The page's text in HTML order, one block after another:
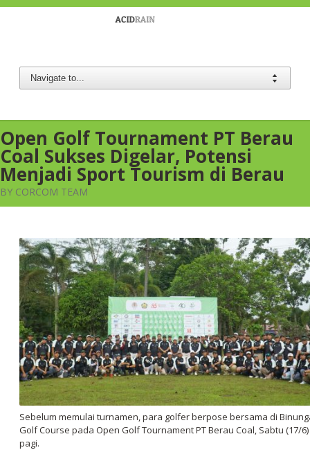
Open Golf Tournament PT Berau
Coal Sukses Digelar, Potensi
Menjadi Sport Tourism di Berau
BY CORCOM TEAM
Sebelum memulai turnamen, para golfer berpose bersama di
Golf Course pada Open Golf Tournament PT Berau Coal, Sabtu (17/6)
pagi.